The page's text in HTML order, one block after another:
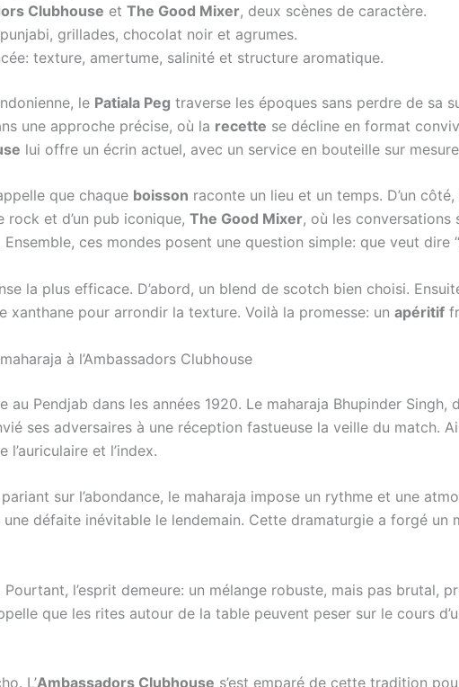
Clubhouse etThe Good Mixer, deux scènes de caractère.
grillades, chocolat noir et agrumes.
texture, amertume, salinité et structure aromatique.
le Patiala Peg traverse les époques sans perdre de sa
une approche précise, où la recette se décline en format
lui offre un écrin actuel, avec un service en bouteille sur
que chaque boisson raconte un lieu et un temps. D’un
rock et d’un pub iconique, The Good Mixer, où les conversations
ces mondes posent une question simple: que veut dire
la plus efficace. D’abord, un blend de scotch bien choisi.
xanthane pour arrondir la texture. Voilà la promesse: un apéritif
à l’Ambassadors Clubhouse
Pendjab dans les années 1920. Le maharaja Bhupinder
ses adversaires à une réception fastueuse la veille du match.
l’auriculaire et l’index.
pariant sur l’abondance, le maharaja impose un rythme et une
défaite inévitable le lendemain. Cette dramaturgie a forgé un
l’esprit demeure: un mélange robuste, mais pas brutal,
que les rites autour de la table peuvent peser sur le cours
L’Ambassadors Clubhouse s’est emparé de cette tradition